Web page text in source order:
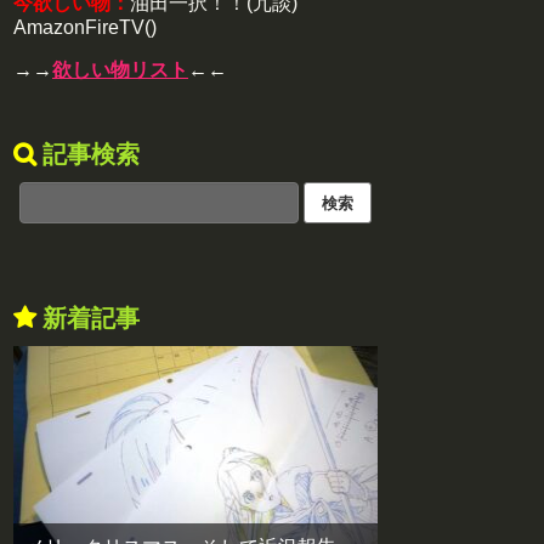
AmazonFireTV()
→→欲しい物リスト ←←
記事検索
新着記事